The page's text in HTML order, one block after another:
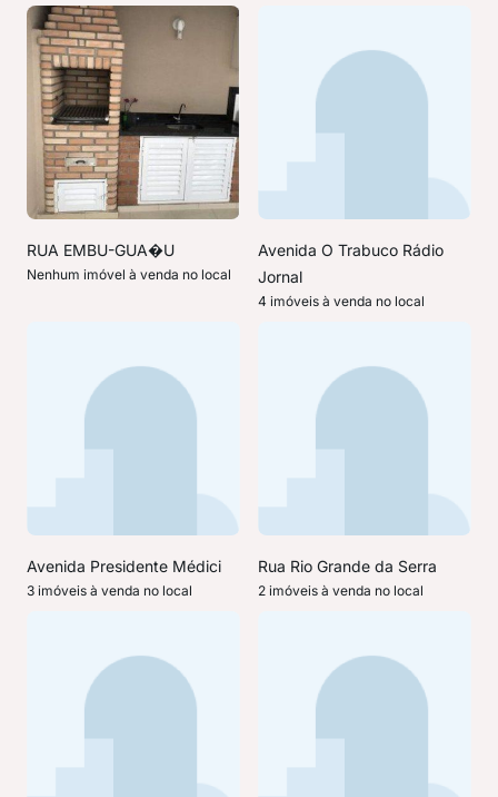
RUA EMBU-GUA�U
Nenhum imóvel à venda no local
Avenida O Trabuco Rádio
Jornal
4 imóveis à venda no local
Avenida Presidente Médici
3 imóveis à venda no local
Rua Rio Grande da Serra
2 imóveis à venda no local